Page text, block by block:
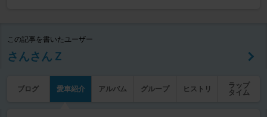
この記事を書いたユーザー
さんさんＺ
ブログ 愛車紹介 アルバム グループ ヒストリ
ラップ
タイム